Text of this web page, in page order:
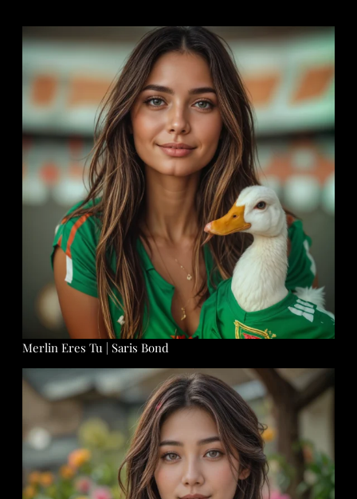
Merlin Eres Tu | Saris Bond